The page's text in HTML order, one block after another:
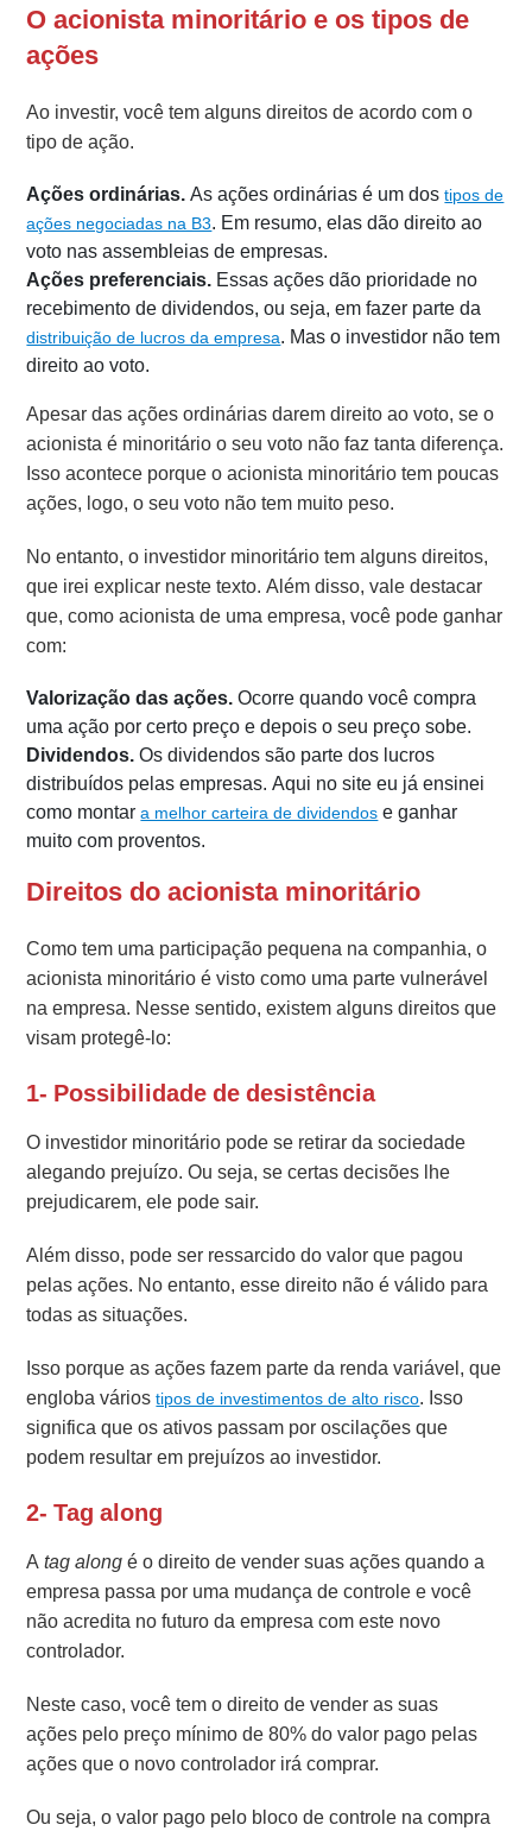
O acionista minoritário e os tipos de
ações
Ao investir, você tem alguns direitos de acordo com o
tipo de ação.
Ações ordinárias.As ações ordinárias é um dostipos de
ações negociadas na B3. Em resumo, elas dão direito ao
voto nas assembleias de empresas.
Ações preferenciais. Essas ações dão prioridade no
recebimento de dividendos, ou seja, em fazer parte da
distribuição de lucros da empresa. Mas o investidor não tem
direito ao voto.
Apesar das ações ordinárias darem direito ao voto, se o
acionista é minoritário o seu voto não faz tanta diferença.
Isso acontece porque o acionista minoritário tem poucas
ações, logo, o seu voto não tem muito peso.
No entanto, o investidor minoritário tem alguns direitos,
que irei explicar neste texto. Além disso, vale destacar
que, como acionista de uma empresa, você pode ganhar
com:
Valorização das ações.Ocorre quando você compra
uma ação por certo preço e depois o seu preço sobe.
Dividendos.Os dividendos são parte dos lucros
distribuídos pelas empresas. Aqui no site eu já ensinei
como montara melhor carteira de dividendos e ganhar
muito com proventos.
Direitos do acionista minoritário
Como tem uma participação pequena na companhia, o
acionista minoritário é visto como uma parte vulnerável
na empresa. Nesse sentido, existem alguns direitos que
visam protegê-lo:
1- Possibilidade de desistência
O investidor minoritário pode se retirar da sociedade
alegando prejuízo. Ou seja, se certas decisões lhe
prejudicarem, ele pode sair.
Além disso, pode ser ressarcido do valor que pagou
pelas ações. No entanto, esse direito não é válido para
todas as situações.
Isso porque as ações fazem parte da renda variável, que
engloba váriostipos de investimentos de alto risco. Isso
significa que os ativos passam por oscilações que
podem resultar em prejuízos ao investidor.
2- Tag along
Atag alongé o direito de vender suas ações quando a
empresa passa por uma mudança de controle e você
não acredita no futuro da empresa com este novo
controlador.
Neste caso, você tem o direito de vender as suas
ações pelo preço mínimo de 80% do valor pago pelas
ações que o novo controlador irá comprar.
Ou seja, o valor pago pelo bloco de controle na compra